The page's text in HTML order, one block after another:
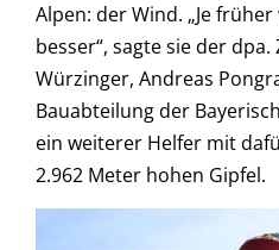
Alpen: der Wind. „Je
besser“, sagte sie der
Würzinger, Andreas
Bauabteilung der
ein weiterer Helfer mit
2.962 Meter hohen Gipfel.